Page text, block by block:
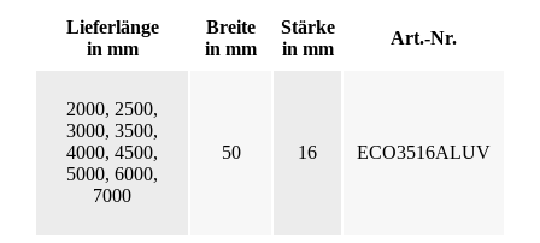
Lieferlänge
in mm
Breite
in mm
Stärke
in mm
Art.-Nr.
2000, 2500,
3000, 3500,
4000, 4500,
5000, 6000,
7000
50 16 ECO3516ALUV